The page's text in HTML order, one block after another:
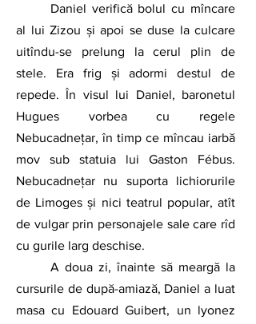
Daniel verifică bolul cu mîncare
al lui Zizou și apoi se duse la culcare
uitîndu-se prelung la cerul plin de
stele. Era frig și adormi destul de
repede. În visul lui Daniel, baronetul
Hugues vorbea cu regele
Nebucadnețar, în timp ce mîncau iarbă
mov sub statuia lui Gaston Fébus.
Nebucadnețar nu suporta lichiorurile
de Limoges și nici teatrul popular, atît
de vulgar prin personajele sale care rîd
cu gurile larg deschise.
A doua zi, înainte să meargă la
cursurile de după-amiază, Daniel a luat
masa cu Edouard Guibert, un lyonez